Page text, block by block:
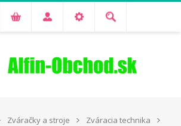
Zváračky a stroje
Zváracia technika